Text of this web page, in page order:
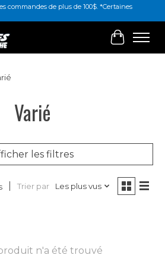
commandes de plus de 100$. *Certaines
Panier
Varié
les filtres
Trier par Les plus vus
n'a été trouvé